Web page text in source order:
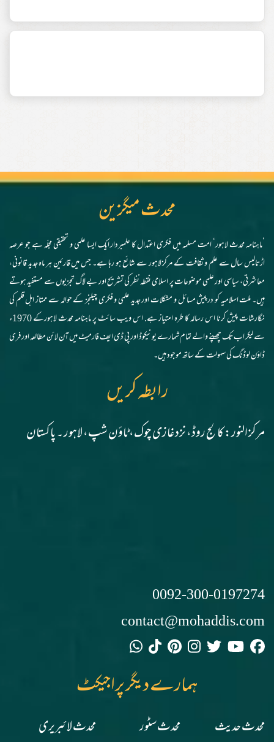
محدث میگزین
’ماہنامہ محدث لاہور‘ امت مسلمہ میں فکری اعتدال کا علمبردار ایک ایسا علمی و تحقیقی مجلّہ ہے جو عرصہ
اڑتالیس سال سے علم و ثقافت کے مرکز لاہور سے شائع ہو رہا ہے۔ جس میں قارئین ہر ماہ جدید قانونی،
معاشرتی، سیاسی اور علمی موضوعات پر اسلامی نقطہ نظر کی تشریح اور بے لاگ تجزیوں سے مستفید ہوتے
ہیں۔ ملت اسلامیہ کو درپیش مسائل و مشکلات اور جدید علمی و فکری چیلنجز کے حوالہ سے ممتاز اہل قلم کی
نگارشات پیش کرنا اس رسالہ کا طرہ امتیاز ہے. اس ویب سائٹ پر ماہنامہ محدث لاہورکے 1970ء
سے لیکر اب تک چھپنے والے تمام شمارے یونیکوڈ اور پی ڈی ایف فارمیٹ میں آن لائن مطالعہ اور فری
ڈاؤن لوڈنگ کی سہولت کے ساتھ موجود ہیں۔
رابطہ کریں
مرکز النور: کالج روڈ، نزد غازی چوک، ٹاؤن شپ، لاہور ۔ پاکستان
0092-300-0197274
contact@mohaddis.com
ہمارے دیگر پراجیکٹ
محدث حدیث محدث سٹور
محدث لائبریری